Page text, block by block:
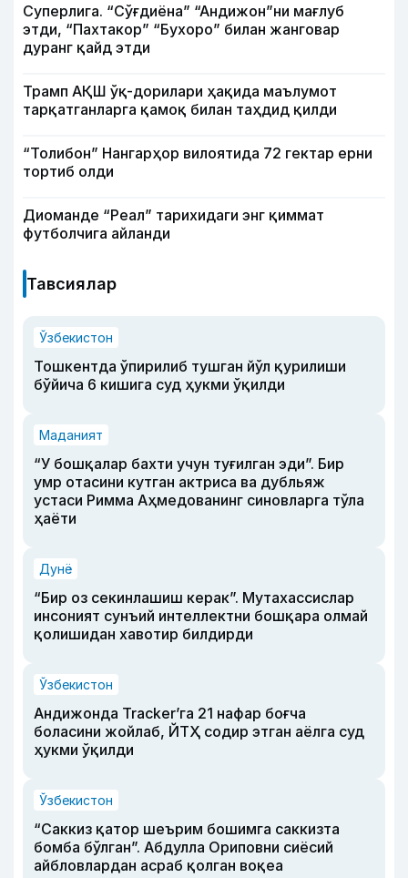
Суперлига. “Сўғдиёна” “Андижон”ни мағлуб
этди, “Пахтакор” “Бухоро” билан жанговар
дуранг қайд этди
Трамп АҚШ ўқ-дорилари ҳақида маълумот
тарқатганларга қамоқ билан таҳдид қилди
“Толибон” Нангарҳор вилоятида 72 гектар ерни
тортиб олди
Диоманде “Реал” тарихидаги энг қиммат
футболчига айланди
Тавсиялар
Ўзбекистон
Тошкентда ўпирилиб тушган йўл қурилиши
бўйича 6 кишига суд ҳукми ўқилди
Маданият
“У бошқалар бахти учун туғилган эди”. Бир
умр отасини кутган актриса ва дубльяж
устаси Римма Аҳмедованинг синовларга тўла
ҳаёти
Дунё
“Бир оз секинлашиш керак”. Мутахассислар
инсоният сунъий интеллектни бошқара олмай
қолишидан хавотир билдирди
Ўзбекистон
Андижонда Tracker’га 21 нафар боғча
боласини жойлаб, ЙТҲ содир этган аёлга суд
ҳукми ўқилди
Ўзбекистон
“Саккиз қатор шеърим бошимга саккизта
бомба бўлган”. Абдулла Ориповни сиёсий
айбловлардан асраб қолган воқеа